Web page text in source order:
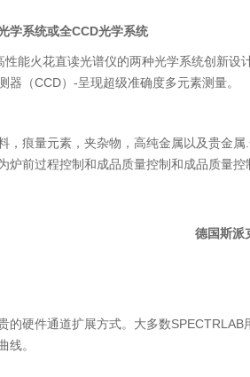
学系统或全CCD光学系统
性能火花直读光谱仪的两种光学系统创新
器（CCD）-呈现超级准确度多元素测量。
，痕量元素，夹杂物，高纯金属以及贵金
炉前过程控制和成品质量控制和成品质量控
德国斯派
的硬件通道扩展方式。大多数
线。